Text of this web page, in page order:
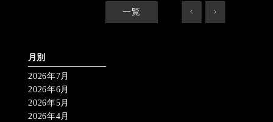
一覧 < >
月別
2026年7月
2026年6月
2026年5月
2026年4月